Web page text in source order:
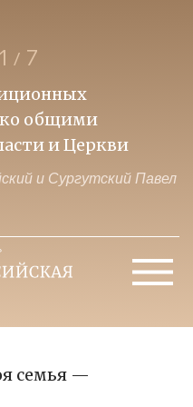
1 / 7
общими
и Церкви
и Сургутский Павел
семья —